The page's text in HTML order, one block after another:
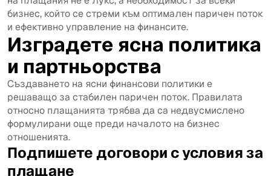
бизнес, който се стреми към оптимален паричен поток
и ефективно управление на финансите.
Изградете ясна политика
и партньорства
Създаването на ясни финансови политики е
решаващо за стабилен паричен поток. Правилата
относно плащанията трябва да са недвусмислено
формулирани още преди началото на бизнес
отношенията.
Подпишете договори с условия за
плащане